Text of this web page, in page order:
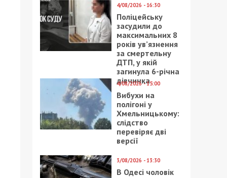
4/08/2026 - 16:30
Поліцейську
засудили до
максимальних 8
років ув’язнення
за смертельну
ДТП, у якій
загинула 6-річна
дівчинка
4/08/2026 - 15:00
Вибухи на
полігоні у
Хмельницькому:
слідство
перевіряє дві
версії
3/08/2026 - 13:30
В Одесі чоловік